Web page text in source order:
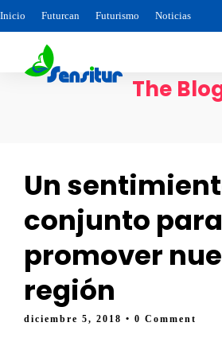
Inicio Futurcan Futurismo Noticias
The
Un
conjunto para
promover
región
diciembre 5, 2018 • 0 Comment